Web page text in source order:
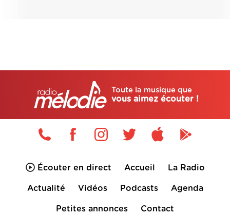
Toute la musique que
vous aimez écouter !
Écouter en direct Accueil La Radio
Actualité Vidéos Podcasts Agenda
Petites annonces Contact